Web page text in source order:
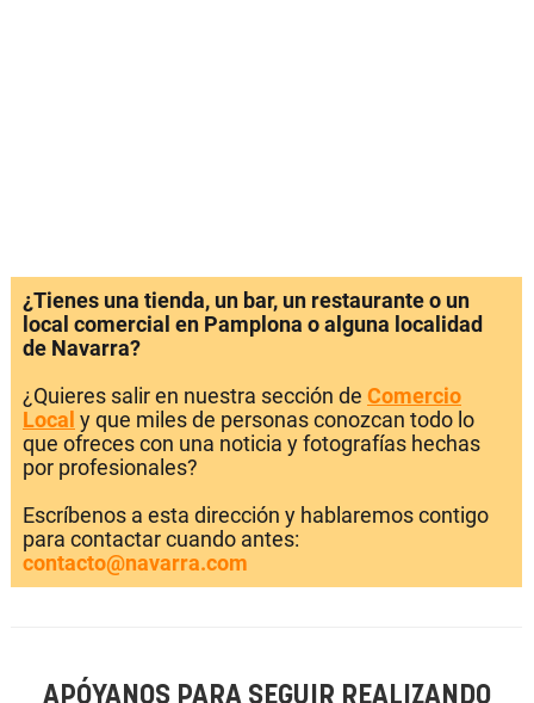
¿Tienes una tienda, un bar, un restaurante o un
local comercial en Pamplona o alguna localidad
de Navarra?
¿Quieres salir en nuestra sección de Comercio
Local y que miles de personas conozcan todo lo
que ofreces con una noticia y fotografías hechas
por profesionales?
Escríbenos a esta dirección y hablaremos contigo
para contactar cuando antes:
contacto@navarra.com
APÓYANOS PARA SEGUIR REALIZANDO